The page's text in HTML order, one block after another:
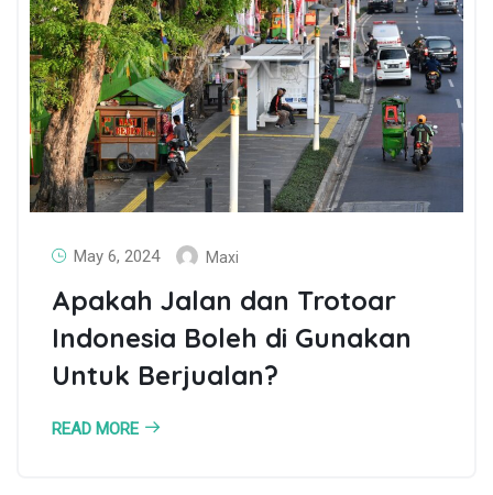
May 6, 2024 Maxi
Apakah Jalan dan Trotoar
Indonesia Boleh di Gunakan
Untuk Berjualan?
READ MORE